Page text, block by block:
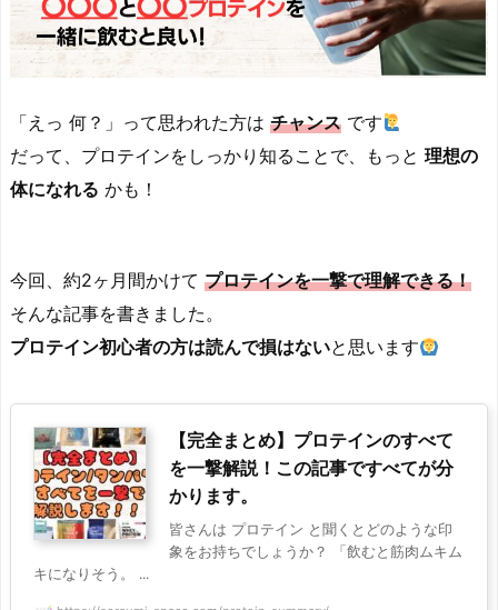
「えっ 何？」って思われた方は チャンス です
だって、プロテインをしっかり知ることで、もっと 理想の
体になれる かも！
今回、約2ヶ月間かけて プロテインを一撃で理解できる！
そんな記事を書きました。
プロテイン初心者の方は読んで損はないと思います
【完全まとめ】プロテインのすべて
を一撃解説！この記事ですべてが分
かります。
皆さんは プロテイン と聞くとどのような印
象をお持ちでしょうか？ 「飲むと筋肉ムキム
キになりそう。 ...